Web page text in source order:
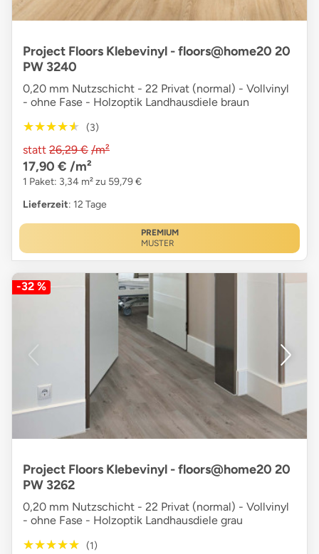
Project Floors Klebevinyl - floors@home20 20
PW 3240
0,20 mm Nutzschicht - 22 Privat (normal) - Vollvinyl
- ohne Fase - Holzoptik Landhausdiele braun
★★★★★
★★★★★ (3)
statt 26,29 € /m²
17,90 € /m²
1 Paket: 3,34 m² zu 59,79 €
Lieferzeit: 12 Tage
PREMIUM
MUSTER
-32 %
Project Floors Klebevinyl - floors@home20 20
PW 3262
0,20 mm Nutzschicht - 22 Privat (normal) - Vollvinyl
- ohne Fase - Holzoptik Landhausdiele grau
★★★★★
★★★★★ (1)